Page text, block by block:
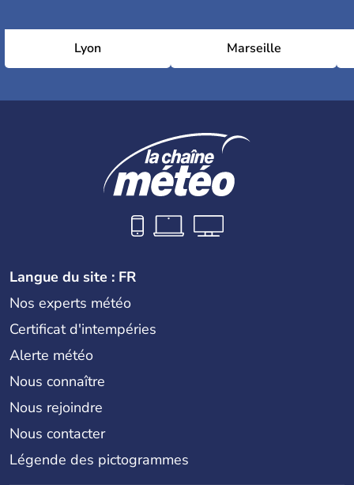
Lyon Marseille
Langue du site : FR
Nos experts météo
Certificat d'intempéries
Alerte météo
Nous connaître
Nous rejoindre
Nous contacter
Légende des pictogrammes